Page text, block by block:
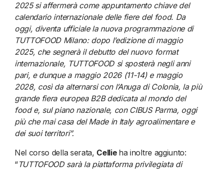
2025 si affermerà come appuntamento chiave del
calendario internazionale delle fiere del food. Da
oggi, diventa ufficiale la nuova programmazione di
TUTTOFOOD Milano: dopo l’edizione di maggio
2025, che segnerà il debutto del nuovo format
internazionale, TUTTOFOOD si sposterà negli anni
pari, e dunque a maggio 2026 (11-14) e maggio
2028, così da alternarsi con l’Anuga di Colonia, la più
grande fiera europea B2B dedicata al mondo del
food e, sul piano nazionale, con CIBUS Parma, oggi
più che mai casa del Made in Italy agroalimentare e
dei suoi territori”.
Nel corso della serata, Cellie ha inoltre aggiunto:
“TUTTOFOOD sarà la piattaforma privilegiata di